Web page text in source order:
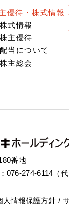
優待・株式情報
株式情報
株主優待
配当について
株主総会
番地
076-274-6114（代
人情報保護方針